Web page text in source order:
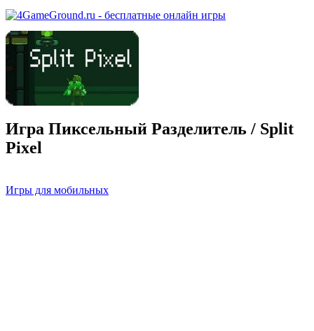
Игра Пиксельный Разделитель / Split
Pixel
Игры для мобильных